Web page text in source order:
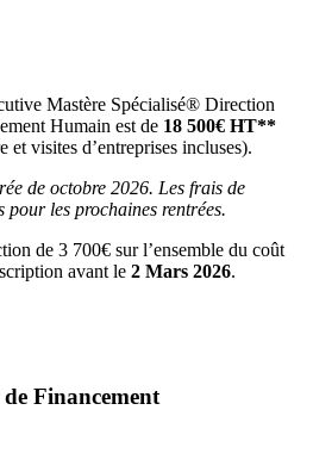
Mastère Spécialisé® Direction
Humain est de 18 500€ HT**
et visites d’entreprises incluses).
de octobre 2026. Les frais de
pour les prochaines rentrées.
de 3 700€ sur l’ensemble du coût
avant le 2 Mars 2026.
de Financement